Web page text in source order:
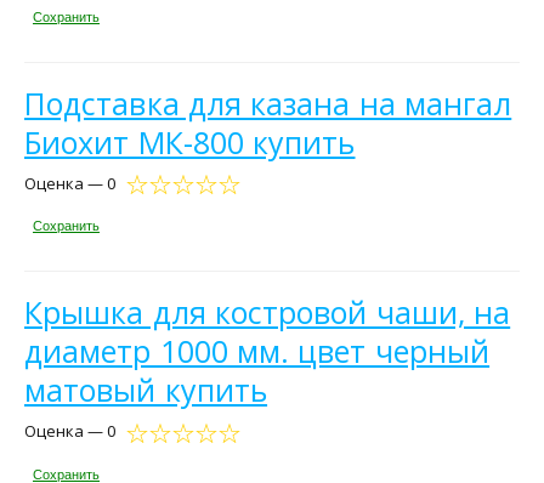
Сохранить
Подставка для казана на мангал
Биохит МК-800 купить
Оценка — 0
Сохранить
Крышка для костровой чаши, на
диаметр 1000 мм. цвет черный
матовый купить
Оценка — 0
Сохранить